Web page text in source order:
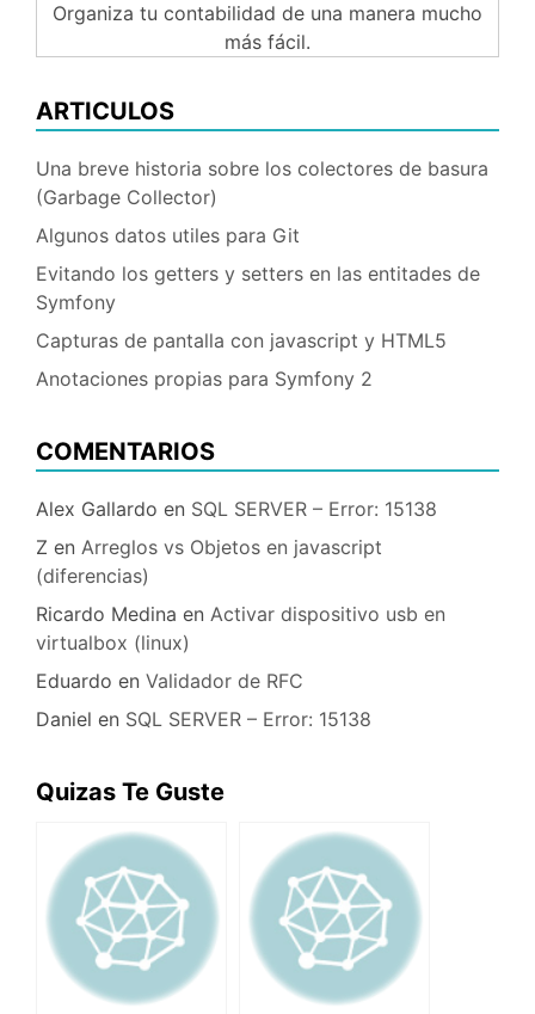
Organiza tu contabilidad de una manera mucho
más fácil.
ARTICULOS
Una breve historia sobre los colectores de basura
(Garbage Collector)
Algunos datos utiles para Git
Evitando los getters y setters en las entitades de
Symfony
Capturas de pantalla con javascript y HTML5
Anotaciones propias para Symfony 2
COMENTARIOS
Alex Gallardo en SQL SERVER – Error: 15138
Z en Arreglos vs Objetos en javascript
(diferencias)
Ricardo Medina en Activar dispositivo usb en
virtualbox (linux)
Eduardo en Validador de RFC
Daniel en SQL SERVER – Error: 15138
Quizas Te Guste